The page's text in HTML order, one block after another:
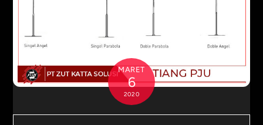
MARET
6
2020